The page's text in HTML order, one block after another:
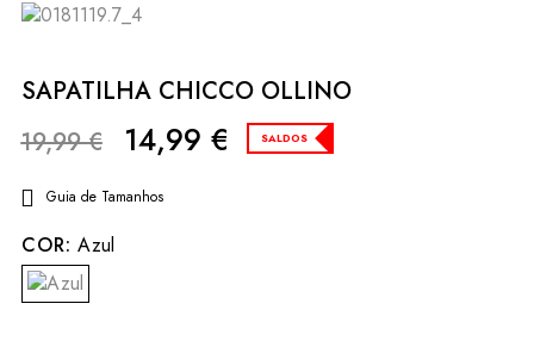
SAPATILHA CHICCO OLLINO
19,99€ 14,99 € SALDOS
Guia de Tamanhos
COR: Azul